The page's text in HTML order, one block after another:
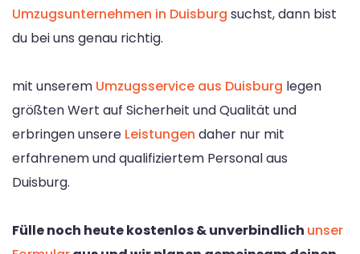
Umzugsunternehmen in Duisburg suchst, dann bist
du bei uns genau richtig.
mit unserem Umzugsservice aus Duisburg legen
größten Wert auf Sicherheit und Qualität und
erbringen unsere Leistungen daher nur mit
erfahrenem und qualifiziertem Personal aus
Duisburg.
Fülle noch heute kostenlos & unverbindlich unser